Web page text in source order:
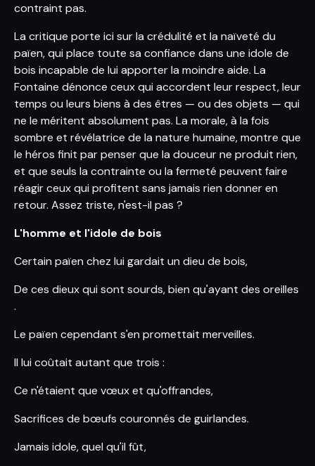
contraint pas.
La critique porte ici sur la crédulité et la naïveté du
païen, qui place toute sa confiance dans une idole de
bois incapable de lui apporter la moindre aide. La
Fontaine dénonce ceux qui accordent leur respect, leur
temps ou leurs biens à des êtres — ou des objets — qui
ne le méritent absolument pas. La morale, à la fois
sombre et révélatrice de la nature humaine, montre que
le héros finit par penser que la douceur ne produit rien,
et que seuls la contrainte ou la fermeté peuvent faire
réagir ceux qui profitent sans jamais rien donner en
retour. Assez triste, n'est-il pas ?
L'homme et l'idole de bois
Certain païen chez lui gardait un dieu de bois,
De ces dieux qui sont sourds, bien qu'ayant des oreilles
.
Le païen cependant s'en promettait merveilles.
Il lui coûtait autant que trois :
Ce n'étaient que vœux et qu'offrandes,
Sacrifices de bœufs couronnés de guirlandes.
Jamais idole, quel qu'il fût,